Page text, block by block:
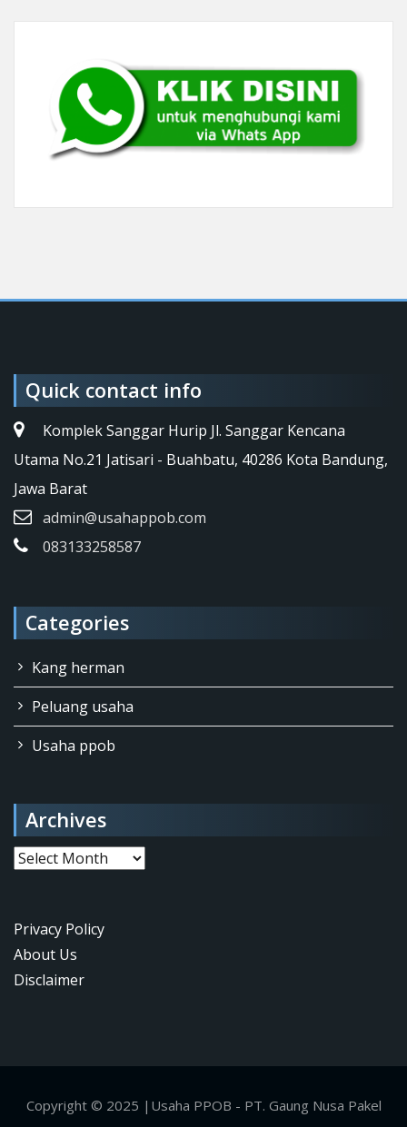
Quick contact info
Komplek Sanggar Hurip Jl. Sanggar Kencana
Utama No.21 Jatisari - Buahbatu, 40286 Kota Bandung,
Jawa Barat
admin@usahappob.com
083133258587
Categories
Kang herman
Peluang usaha
Usaha ppob
Archives
Archives
Privacy Policy
About Us
Disclaimer
Copyright © 2025 |Usaha PPOB - PT. Gaung Nusa Pakel